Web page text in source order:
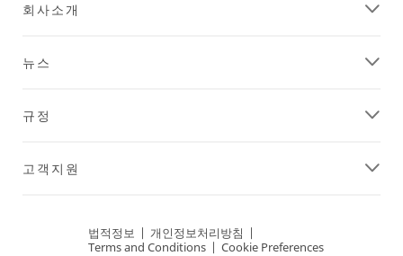
회사소개
뉴스
규정
고객지원
법적정보 | 개인정보처리방침 |
Terms and Conditions | Cookie Preferences